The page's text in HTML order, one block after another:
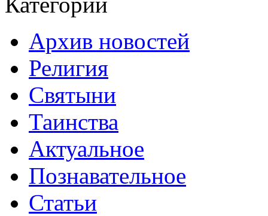
Архив новостей
Религия
Святыни
Таинства
Актуальное
Познавательное
Статьи